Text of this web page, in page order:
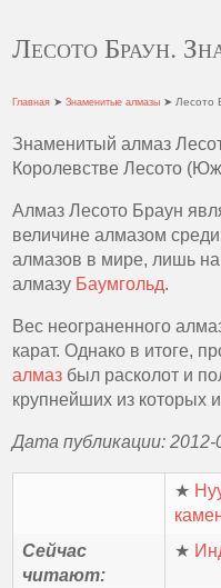
Лесото Браун.
Главная ➤Знаменитые алмазы ➤ Лесото
Знаменитый алмаз
Королевстве Лесото
Алмаз Лесото Браун
величине алмазом
алмазов в мире, лишь на
алмазу Баумгольд.
Вес неограненного
карат. Однако в итоге,
алмаз был расколот и
крупнейших из которых
Дата публикации: 2012-
★
Сейчас
читают:
★